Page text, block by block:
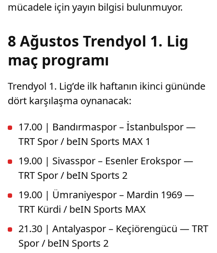
mücadele için yayın bilgisi bulunmuyor.
8 Ağustos Trendyol 1. Lig
maç programı
Trendyol 1. Lig’de ilk haftanın ikinci gününde
dört karşılaşma oynanacak:
17.00 | Bandırmaspor – İstanbulspor —
TRT Spor / beIN Sports MAX 1
19.00 | Sivasspor – Esenler Erokspor —
TRT Spor / beIN Sports 2
19.00 | Ümraniyespor – Mardin 1969 —
TRT Kürdi / beIN Sports MAX
21.30 | Antalyaspor – Keçiörengücü — TRT
Spor / beIN Sports 2